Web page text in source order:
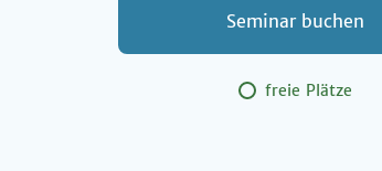
Seminar buchen
freie Plätze